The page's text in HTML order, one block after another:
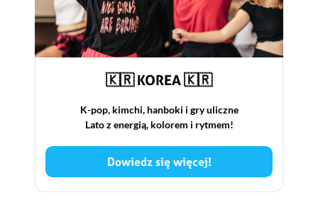
🇰🇷 KOREA 🇰🇷
K-pop, kimchi, hanboki i gry uliczne
Lato z energią, kolorem i rytmem!
Dowiedz się więcej!